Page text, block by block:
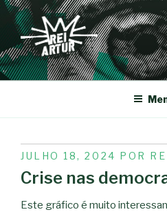
Saltar
para
conteúdo
REI-ARTUR
PUBLICADO
EM
JULHO 18, 2024 POR
Crise nas
Este gráfico é muito